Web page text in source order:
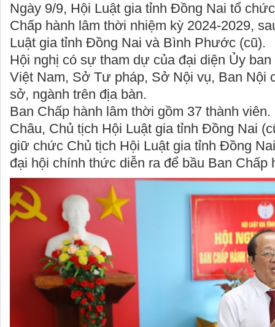
Ngày 9/9, Hội Luật gia tỉnh Đồng Nai tổ
Chấp hành lâm thời nhiệm kỳ 2024-2029,
Luật gia tỉnh Đồng Nai và Bình Phước (cũ).
Hội nghị có sự tham dự của đại diện Ủy
Việt Nam, Sở Tư pháp, Sở Nội vụ, Ban Nội
sở, ngành trên địa bàn.
Ban Chấp hành lâm thời gồm 37 thành
Châu, Chủ tịch Hội Luật gia tỉnh Đồng Nai
giữ chức Chủ tịch Hội Luật gia tỉnh Đồng
đại hội chính thức diễn ra để bầu Ban Chấp